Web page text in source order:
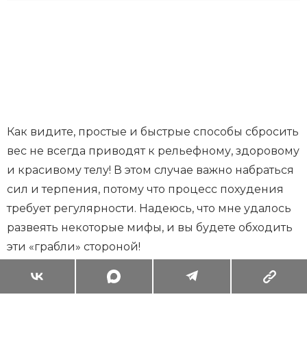
Как видите, простые и быстрые способы сбросить
вес не всегда приводят к рельефному, здоровому
и красивому телу! В этом случае важно набраться
сил и терпения, потому что процесс похудения
требует регулярности. Надеюсь, что мне удалось
развеять некоторые мифы, и вы будете обходить
эти «грабли» стороной!